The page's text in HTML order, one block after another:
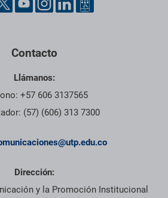
Contacto
Llámanos:
+57 606 3137565
(57) (606) 313 7300
Dirección:
y la Promoción Institucional